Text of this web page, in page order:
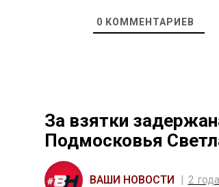
0 КОММЕНТАРИЕВ
За взятки
Подмосковья
ВАШИ НОВОСТИ 2